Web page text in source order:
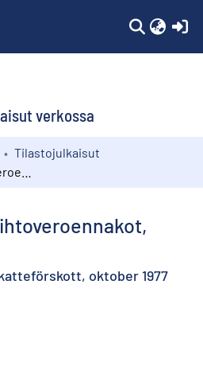
verkossa
Tilastojulkaisut
oktober 1977